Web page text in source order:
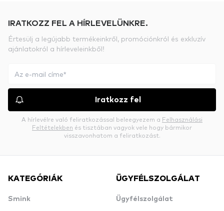
IRATKOZZ FEL A HÍRLEVELÜNKRE.
Értesülj a legújabb termékeinkről, promóciónkról és exkluzív
ajánlatokról a hírleveleinkből!
Iratkozz fel
A hírlevélre való feliratkozással beleegyezem a Felhasználási
Feltételekben és tisztában vagyok vele hogy bármikor
visszavonhatom a feliratkozást.
KATEGÓRIÁK
Smink
ÜGYFÉLSZOLGÁLAT
Ügyfélszolgálat